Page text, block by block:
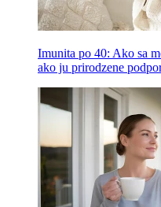
Imunita po 40: Ako sa
ako ju prirodzene